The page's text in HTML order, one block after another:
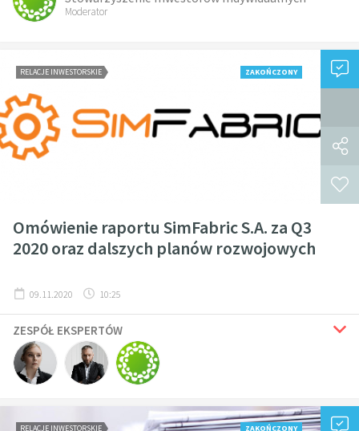
Moderator
RELACJE INWESTORSKIE ZAKOŃCZONY
Omówienie raportu SimFabric S.A. za Q3
2020 oraz dalszych planów rozwojowych
09.11.2020 10:25
ZESPÓŁ EKSPERTÓW
RELACJE INWESTORSKIE ZAKOŃCZONY